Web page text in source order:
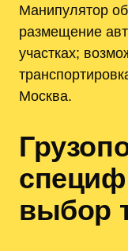
Манипулятор
размещение
участках;
Москва.
выбор